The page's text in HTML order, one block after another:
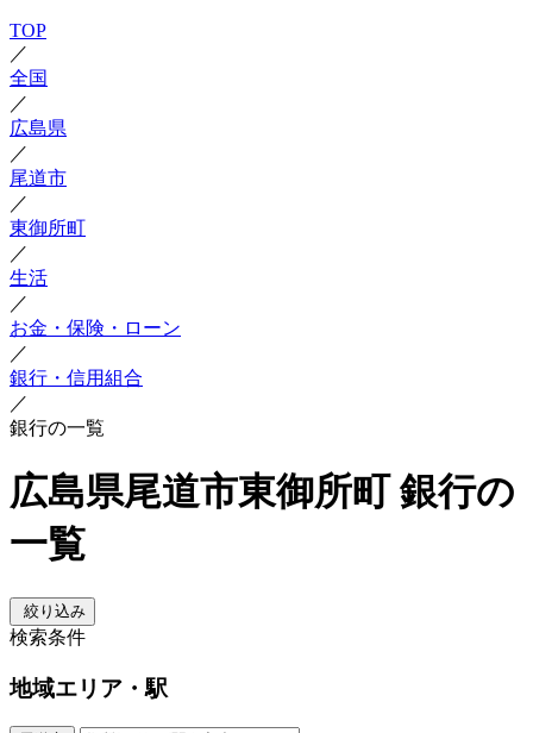
TOP
／
全国
／
広島県
／
尾道市
／
東御所町
／
生活
／
お金・保険・ローン
／
銀行・信用組合
／
銀行の一覧
広島県尾道市東御所町 銀行の
一覧
絞り込み
検索条件
地域エリア・駅